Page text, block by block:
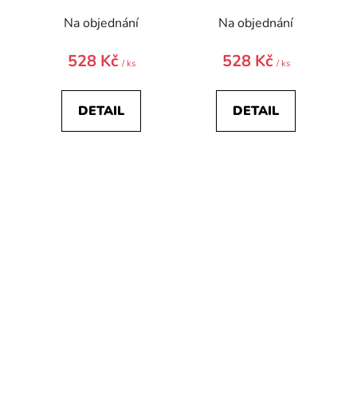
Na objednání
528 Kč / ks
DETAIL
Na objednání
528 Kč / ks
DETAIL